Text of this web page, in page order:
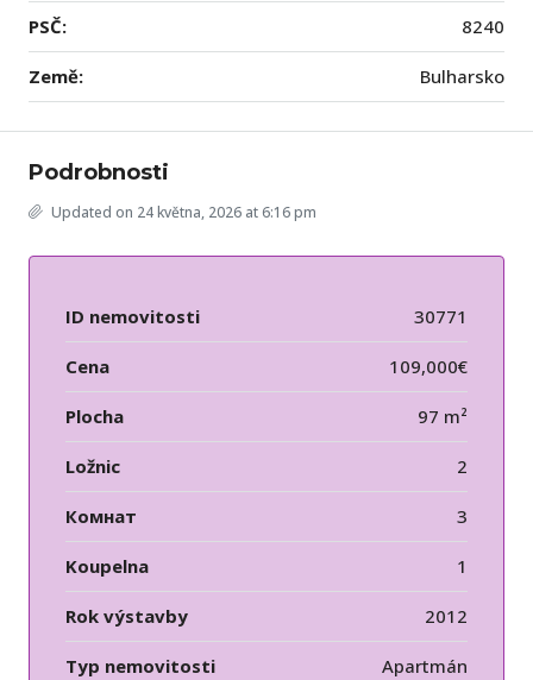
PSČ: 8240
Země: Bulharsko
Podrobnosti
Updated on 24 května, 2026 at 6:16 pm
ID nemovitosti 30771
Cena 109,000€
Plocha 97 m²
Ložnic 2
Комнат 3
Koupelna 1
Rok výstavby 2012
Typ nemovitosti Apartmán